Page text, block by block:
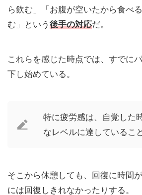
ら飲む」「お腹が空いたから食べ
む」という 後手の対応だ。
これらを感じた時点では、すでに
下し始めている。
特に疲労感は、自覚した
なレベルに達しているこ
そこから休憩しても、回復に時間
には回復しきれなかったりする。